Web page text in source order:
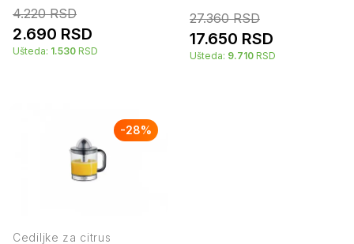
4.220RSD
2.690 RSD
Ušteda: 1.530 RSD
27.360RSD
17.650 RSD
Ušteda: 9.710 RSD
-28%
Cediljke za citrus